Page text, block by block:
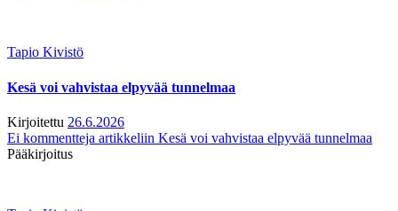
Tapio Kivistö
Kesä voi vahvistaa elpyvää tunnelmaa
Kirjoitettu 26.6.2026
Ei kommentteja artikkeliin Kesä voi vahvistaa elpyvää tunnelmaa
Pääkirjoitus